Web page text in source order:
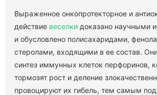
Выраженное онкопротекторное и
действие веселки доказано научными
и обусловлено полисахаридами,
стеролами, входящими в ее состав.
синтез иммунных клеток перфоринов,
тормозят рост и деление
провоцируют их гибель, тем самым